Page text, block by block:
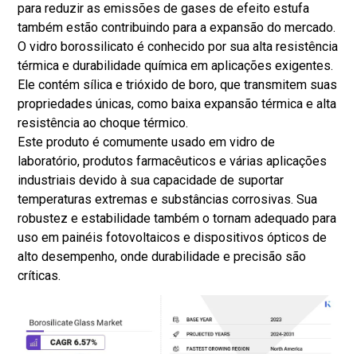
para reduzir as emissões de gases de efeito estufa
também estão contribuindo para a expansão do mercado.
O vidro borossilicato é conhecido por sua alta resistência
térmica e durabilidade química em aplicações exigentes.
Ele contém sílica e trióxido de boro, que transmitem suas
propriedades únicas, como baixa expansão térmica e alta
resistência ao choque térmico.
Este produto é comumente usado em vidro de
laboratório, produtos farmacêuticos e várias aplicações
industriais devido à sua capacidade de suportar
temperaturas extremas e substâncias corrosivas. Sua
robustez e estabilidade também o tornam adequado para
uso em painéis fotovoltaicos e dispositivos ópticos de
alto desempenho, onde durabilidade e precisão são
críticas.